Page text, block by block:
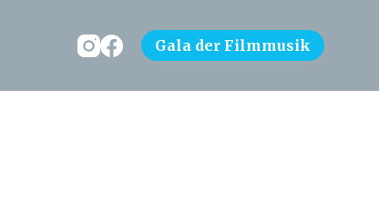
Gala der Filmmusik